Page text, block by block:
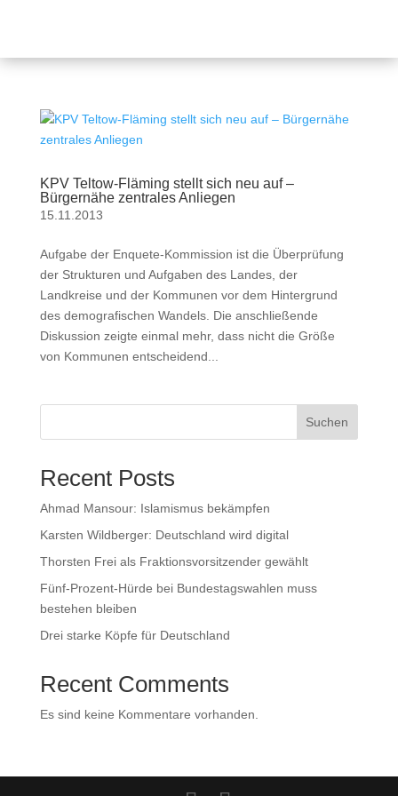
KPV Teltow-Fläming stellt sich neu auf –
Bürgernähe zentrales Anliegen
15.11.2013
Aufgabe der Enquete-Kommission ist die Überprüfung
der Strukturen und Aufgaben des Landes, der
Landkreise und der Kommunen vor dem Hintergrund
des demografischen Wandels. Die anschließende
Diskussion zeigte einmal mehr, dass nicht die Größe
von Kommunen entscheidend...
Suchen
Recent Posts
Ahmad Mansour: Islamismus bekämpfen
Karsten Wildberger: Deutschland wird digital
Thorsten Frei als Fraktionsvorsitzender gewählt
Fünf-Prozent-Hürde bei Bundestagswahlen muss
bestehen bleiben
Drei starke Köpfe für Deutschland
Recent Comments
Es sind keine Kommentare vorhanden.